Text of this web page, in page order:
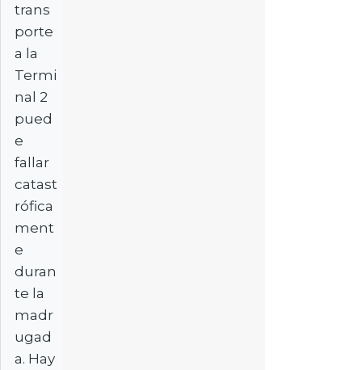
trans
porte
a la
Termi
nal 2
pued
e
fallar
catast
rófica
ment
e
duran
te la
madr
ugad
a. Hay